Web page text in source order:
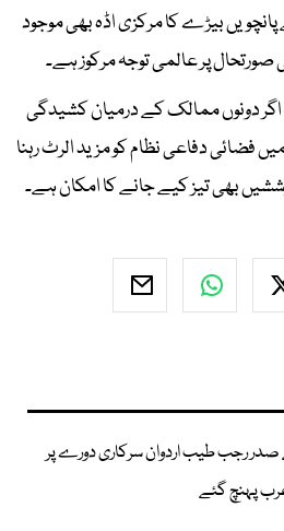
بیڑے کا مرکزی اڈہ بھی موجود
پر عالمی توجہ مرکوز ہے۔
اگر دونوں ممالک کے درمیان کشیدگی
فضائی دفاعی نظام کو مزید الرٹ رہنا
بھی تیز کیے جانے کا امکان ہے۔
صدر رجب طیب اردوان سرکاری دورے پر
پہنچ گئے